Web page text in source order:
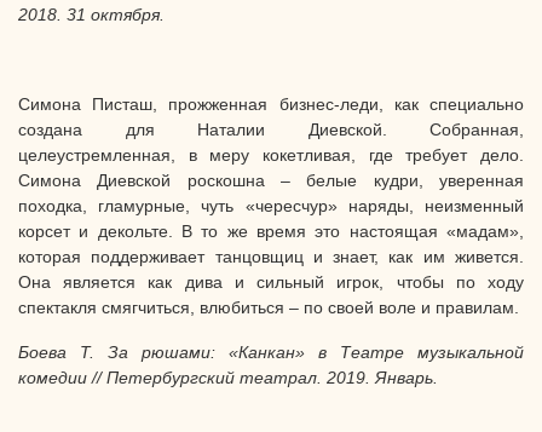
2018. 31 октября.
Симона Писташ, прожженная бизнес-леди, как специально
создана для Наталии Диевской. Собранная,
целеустремленная, в меру кокетливая, где требует дело.
Симона Диевской роскошна – белые кудри, уверенная
походка, гламурные, чуть «чересчур» наряды, неизменный
корсет и декольте. В то же время это настоящая «мадам»,
которая поддерживает танцовщиц и знает, как им живется.
Она является как дива и сильный игрок, чтобы по ходу
спектакля смягчиться, влюбиться – по своей воле и правилам.
Боева Т. За рюшами: «Канкан» в Театре музыкальной
комедии // Петербургский театрал. 2019. Январь.